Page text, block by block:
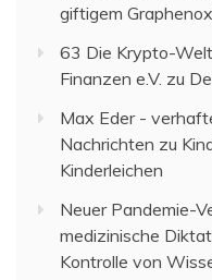
giftigem
63 Die Krypto-
Finanzen e.V. zu
Max Eder -
Nachrichten zu
Kinderleichen
Neuer Pandemie-
medizinische
Kontrolle von